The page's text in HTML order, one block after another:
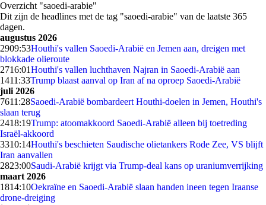
Overzicht "saoedi-arabie"
Dit zijn de headlines met de tag "saoedi-arabie" van de laatste 365
dagen.
augustus 2026
2909:53Houthi's vallen Saoedi-Arabië en Jemen aan, dreigen met
blokkade olieroute
2716:01Houthi's vallen luchthaven Najran in Saoedi-Arabië aan
1411:33Trump blaast aanval op Iran af na oproep Saoedi-Arabië
juli 2026
7611:28Saoedi-Arabië bombardeert Houthi-doelen in Jemen, Houthi's
slaan terug
2418:19Trump: atoomakkoord Saoedi-Arabië alleen bij toetreding
Israël-akkoord
3310:14Houthi's beschieten Saudische olietankers Rode Zee, VS blijft
Iran aanvallen
2823:00Saudi-Arabië krijgt via Trump-deal kans op uraniumverrijking
maart 2026
1814:10Oekraïne en Saoedi-Arabië slaan handen ineen tegen Iraanse
drone-dreiging